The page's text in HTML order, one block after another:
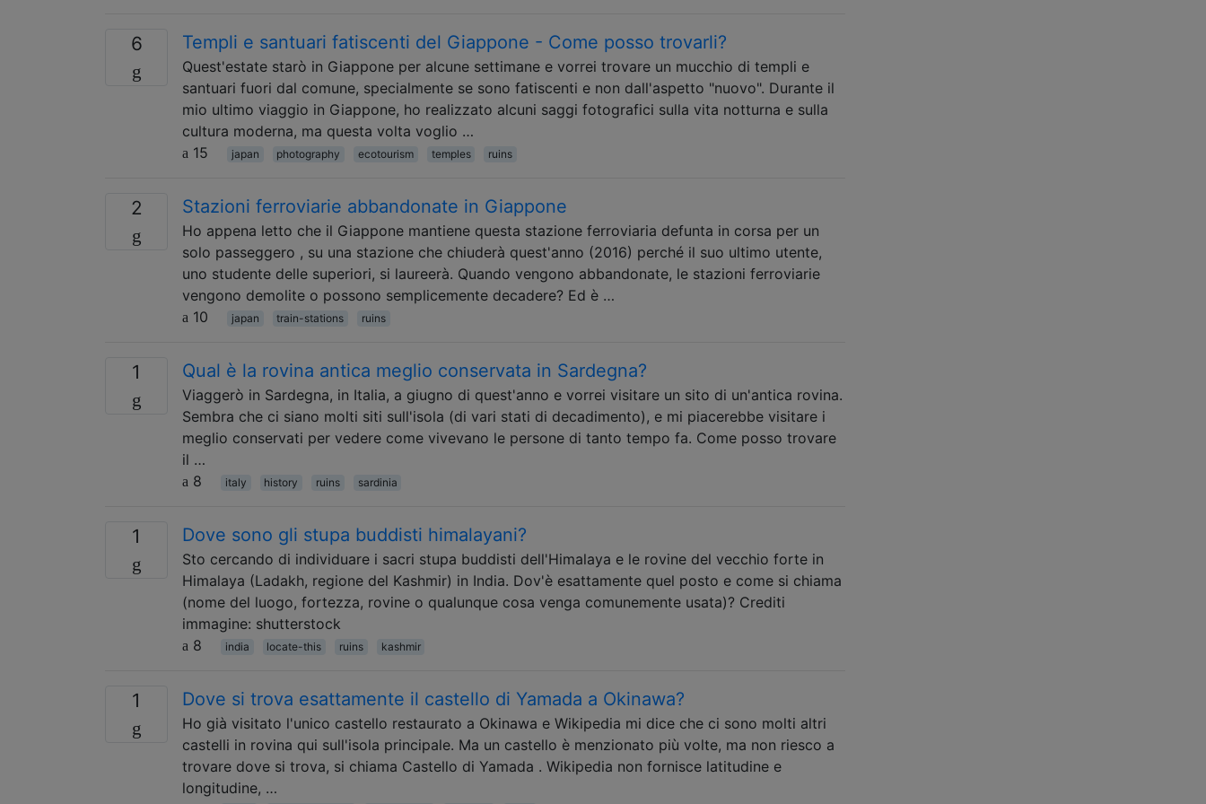
6 Templi e santuari fatiscenti del Giappone - Come posso trovarli?
Quest'estate starò in Giappone per alcune settimane e vorrei trovare un mucchio di templi e
santuari fuori dal comune, specialmente se sono fatiscenti e non dall'aspetto "nuovo". Durante il
mio ultimo viaggio in Giappone, ho realizzato alcuni saggi fotografici sulla vita notturna e sulla
cultura moderna, ma questa volta voglio …
15
japan photography ecotourism temples ruins
2 Stazioni ferroviarie abbandonate in Giappone
Ho appena letto che il Giappone mantiene questa stazione ferroviaria defunta in corsa per un
solo passeggero , su una stazione che chiuderà quest'anno (2016) perché il suo ultimo utente,
uno studente delle superiori, si laureerà. Quando vengono abbandonate, le stazioni ferroviarie
vengono demolite o possono semplicemente decadere? Ed è …
10
japan train-stations ruins
1 Qual è la rovina antica meglio conservata in Sardegna?
Viaggerò in Sardegna, in Italia, a giugno di quest'anno e vorrei visitare un sito di un'antica rovina.
Sembra che ci siano molti siti sull'isola (di vari stati di decadimento), e mi piacerebbe visitare i
meglio conservati per vedere come vivevano le persone di tanto tempo fa. Come posso trovare
il …
8
italy history ruins sardinia
1 Dove sono gli stupa buddisti himalayani?
Sto cercando di individuare i sacri stupa buddisti dell'Himalaya e le rovine del vecchio forte in
Himalaya (Ladakh, regione del Kashmir) in India. Dov'è esattamente quel posto e come si chiama
(nome del luogo, fortezza, rovine o qualunque cosa venga comunemente usata)? Crediti
immagine: shutterstock
8
india locate-this ruins kashmir
1 Dove si trova esattamente il castello di Yamada a Okinawa?
Ho già visitato l'unico castello restaurato a Okinawa e Wikipedia mi dice che ci sono molti altri
castelli in rovina qui sull'isola principale. Ma un castello è menzionato più volte, ma non riesco a
trovare dove si trova, si chiama Castello di Yamada . Wikipedia non fornisce latitudine e
longitudine, …